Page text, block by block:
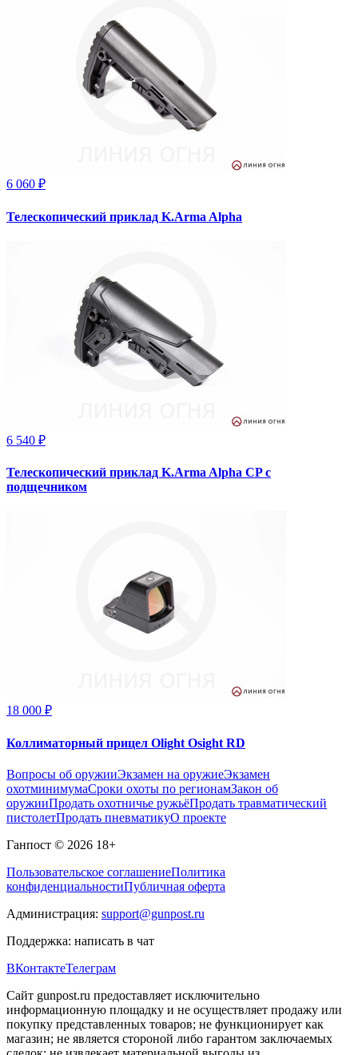
6 060 ₽
Телескопический приклад K.Arma Alpha
6 540 ₽
Телескопический приклад K.Arma Alpha CP с
подщечником
18 000 ₽
Коллиматорный прицел Olight Osight RD
Вопросы об оружииЭкзамен на оружиеЭкзамен
охотминимумаСроки охоты по регионамЗакон об
оружииПродать охотничье ружьёПродать травматический
пистолетПродать пневматикуО проекте
Ганпост © 2026 18+
Пользовательское соглашениеПолитика
конфиденциальностиПубличная оферта
Администрация: support@gunpost.ru
Поддержка: написать в чат
ВКонтактеТелеграм
Сайт gunpost.ru предоставляет исключительно
информационную площадку и не осуществляет продажу или
покупку представленных товаров; не функционирует как
магазин; не является стороной либо гарантом заключаемых